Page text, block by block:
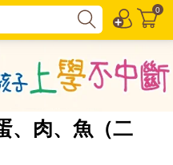
0
、肉、魚（二